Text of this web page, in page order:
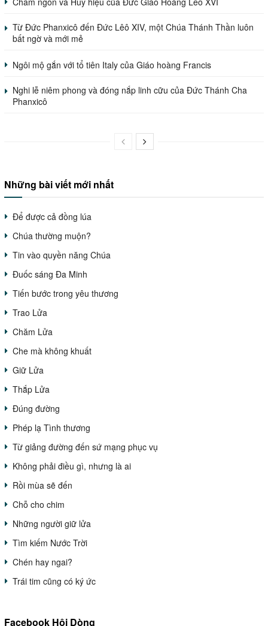
Từ Đức Phanxicô đến Đức Lêô XIV, một Chúa Thánh Thần luôn
bất ngờ và mới mẻ
Ngôi mộ gắn với tổ tiên Italy của Giáo hoàng Francis
Nghi lễ niêm phong và đóng nắp linh cữu của Đức Thánh Cha
Phanxicô
Những bài viết mới nhất
Để được cả đồng lúa
Chúa thường muộn?
Tin vào quyền năng Chúa
Đuốc sáng Đa Minh
Tiến bước trong yêu thương
Trao Lửa
Chăm Lửa
Che mà không khuất
Giữ Lửa
Thắp Lửa
Đúng đường
Phép lạ Tình thương
Từ giảng đường đến sứ mạng phục vụ
Không phải điều gì, nhưng là ai
Rồi mùa sẽ đến
Chỗ cho chim
Những người giữ lửa
Tìm kiếm Nước Trời
Chén hay ngai?
Trái tim cũng có ký ức
Facebook Hội Dòng